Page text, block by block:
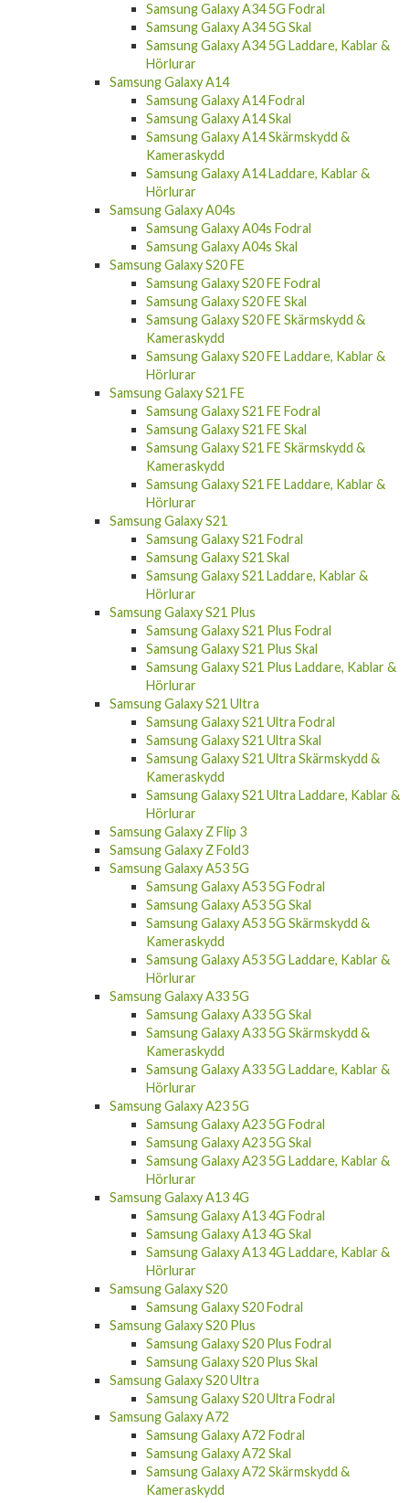
Samsung Galaxy A34 5G Skal
Samsung Galaxy A34 5G Laddare, Kablar &
Hörlurar
Samsung Galaxy A14
Samsung Galaxy A14 Fodral
Samsung Galaxy A14 Skal
Samsung Galaxy A14 Skärmskydd &
Kameraskydd
Samsung Galaxy A14 Laddare, Kablar &
Hörlurar
Samsung Galaxy A04s
Samsung Galaxy A04s Fodral
Samsung Galaxy A04s Skal
Samsung Galaxy S20 FE
Samsung Galaxy S20 FE Fodral
Samsung Galaxy S20 FE Skal
Samsung Galaxy S20 FE Skärmskydd &
Kameraskydd
Samsung Galaxy S20 FE Laddare, Kablar &
Hörlurar
Samsung Galaxy S21 FE
Samsung Galaxy S21 FE Fodral
Samsung Galaxy S21 FE Skal
Samsung Galaxy S21 FE Skärmskydd &
Kameraskydd
Samsung Galaxy S21 FE Laddare, Kablar &
Hörlurar
Samsung Galaxy S21
Samsung Galaxy S21 Fodral
Samsung Galaxy S21 Skal
Samsung Galaxy S21 Laddare, Kablar &
Hörlurar
Samsung Galaxy S21 Plus
Samsung Galaxy S21 Plus Fodral
Samsung Galaxy S21 Plus Skal
Samsung Galaxy S21 Plus Laddare, Kablar &
Hörlurar
Samsung Galaxy S21 Ultra
Samsung Galaxy S21 Ultra Fodral
Samsung Galaxy S21 Ultra Skal
Samsung Galaxy S21 Ultra Skärmskydd &
Kameraskydd
Samsung Galaxy S21 Ultra Laddare, Kablar &
Hörlurar
Samsung Galaxy Z Flip 3
Samsung Galaxy Z Fold3
Samsung Galaxy A53 5G
Samsung Galaxy A53 5G Fodral
Samsung Galaxy A53 5G Skal
Samsung Galaxy A53 5G Skärmskydd &
Kameraskydd
Samsung Galaxy A53 5G Laddare, Kablar &
Hörlurar
Samsung Galaxy A33 5G
Samsung Galaxy A33 5G Skal
Samsung Galaxy A33 5G Skärmskydd &
Kameraskydd
Samsung Galaxy A33 5G Laddare, Kablar &
Hörlurar
Samsung Galaxy A23 5G
Samsung Galaxy A23 5G Fodral
Samsung Galaxy A23 5G Skal
Samsung Galaxy A23 5G Laddare, Kablar &
Hörlurar
Samsung Galaxy A13 4G
Samsung Galaxy A13 4G Fodral
Samsung Galaxy A13 4G Skal
Samsung Galaxy A13 4G Laddare, Kablar &
Hörlurar
Samsung Galaxy S20
Samsung Galaxy S20 Fodral
Samsung Galaxy S20 Plus
Samsung Galaxy S20 Plus Fodral
Samsung Galaxy S20 Plus Skal
Samsung Galaxy S20 Ultra
Samsung Galaxy S20 Ultra Fodral
Samsung Galaxy A72
Samsung Galaxy A72 Fodral
Samsung Galaxy A72 Skal
Samsung Galaxy A72 Skärmskydd &
Kameraskydd
Samsung Galaxy A72 Laddare, Kablar &